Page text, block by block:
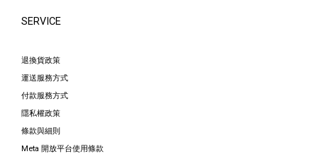
SERVICE
退換貨政策
運送服務方式
付款服務方式
隱私權政策
條款與細則
Meta 開放平台使用條款